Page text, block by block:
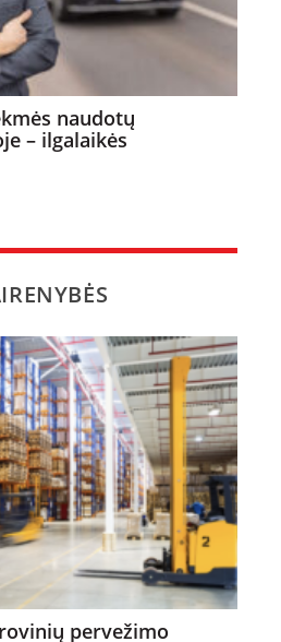
naudotų
– ilgalaikės
pervežimo